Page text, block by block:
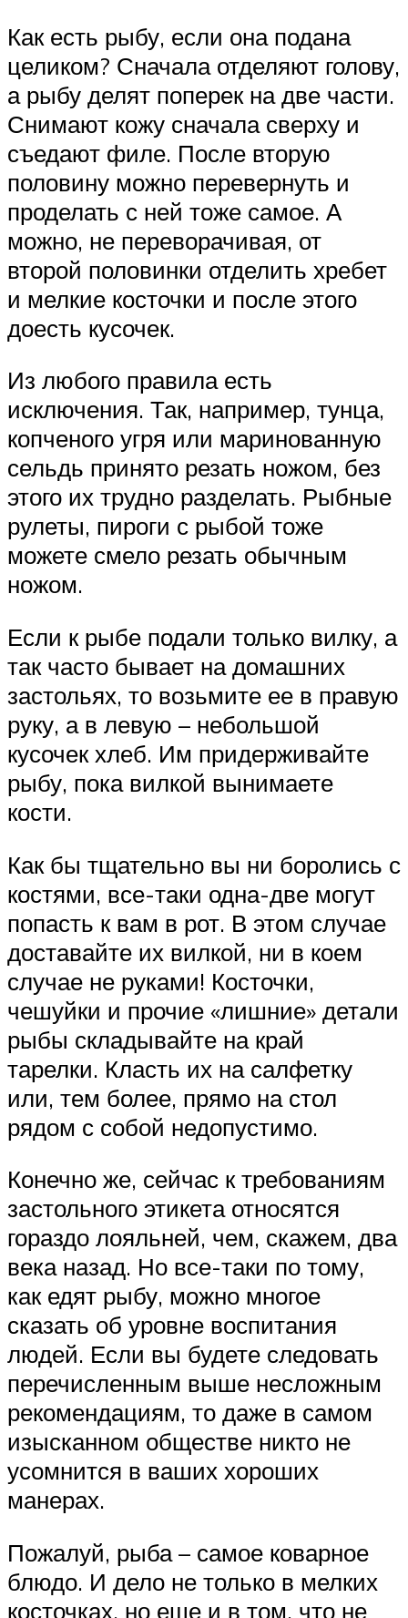
Как есть рыбу, если она подана
целиком? Сначала отделяют голову,
а рыбу делят поперек на две части.
Снимают кожу сначала сверху и
съедают филе. После вторую
половину можно перевернуть и
проделать с ней тоже самое. А
можно, не переворачивая, от
второй половинки отделить хребет
и мелкие косточки и после этого
доесть кусочек.
Из любого правила есть
исключения. Так, например, тунца,
копченого угря или маринованную
сельдь принято резать ножом, без
этого их трудно разделать. Рыбные
рулеты, пироги с рыбой тоже
можете смело резать обычным
ножом.
Если к рыбе подали только вилку, а
так часто бывает на домашних
застольях, то возьмите ее в правую
руку, а в левую – небольшой
кусочек хлеб. Им придерживайте
рыбу, пока вилкой вынимаете
кости.
Как бы тщательно вы ни боролись с
костями, все-таки одна-две могут
попасть к вам в рот. В этом случае
доставайте их вилкой, ни в коем
случае не руками! Косточки,
чешуйки и прочие «лишние» детали
рыбы складывайте на край
тарелки. Класть их на салфетку
или, тем более, прямо на стол
рядом с собой недопустимо.
Конечно же, сейчас к требованиям
застольного этикета относятся
гораздо лояльней, чем, скажем, два
века назад. Но все-таки по тому,
как едят рыбу, можно многое
сказать об уровне воспитания
людей. Если вы будете следовать
перечисленным выше несложным
рекомендациям, то даже в самом
изысканном обществе никто не
усомнится в ваших хороших
манерах.
Пожалуй, рыба – самое коварное
блюдо. И дело не только в мелких
косточках, но еще и в том, что не